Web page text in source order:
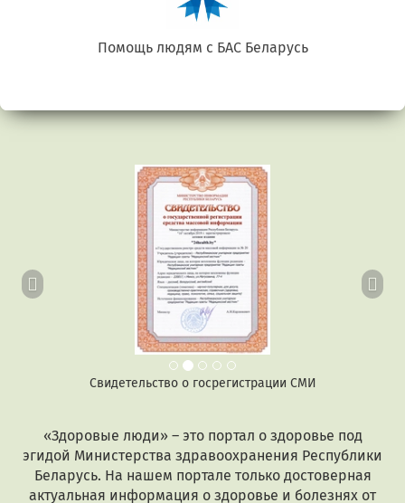
Беларусь. Gluten free
Свидетельство о госрегистрации СМИ
Предыдущий
«Здоровые люди» – это портал о здоровье под
эгидой Министерства здравоохранения Республики
Беларусь. На нашем портале только достоверная
актуальная информация о здоровье и болезнях от